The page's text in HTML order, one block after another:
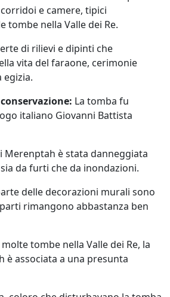
e camere, tipici
tombe nella Valle dei Re.
di rilievi e dipinti che
vita del faraone, cerimonie
egizia.
La tomba fu
italiano Giovanni Battista
Merenptah è stata danneggiata
da furti che da inondazioni.
delle decorazioni murali sono
rimangono abbastanza ben
molte tombe nella Valle dei Re, la
è associata a una presunta